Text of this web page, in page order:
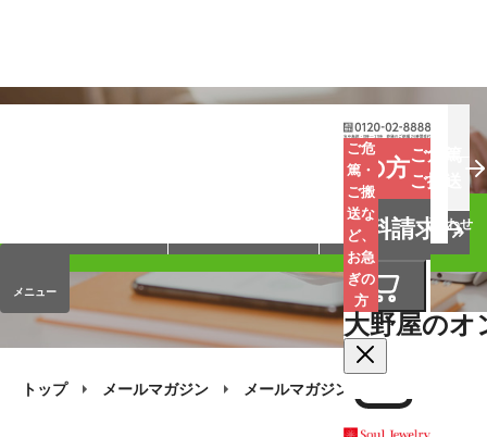
ご危
篤・
ご搬
送な
ど、
お急
ぎの
方
お急ぎの方ご危篤
ご搬送
資料請求
大野屋のオ
メニュー
会員サービス
お問い合わせ
トップ メールマガジン メールマガジン・バックナンバー